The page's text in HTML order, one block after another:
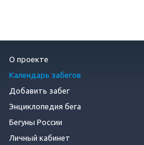
О проекте
Календарь забегов
Добавить забег
Энциклопедия бега
Бегуны России
Личный кабинет